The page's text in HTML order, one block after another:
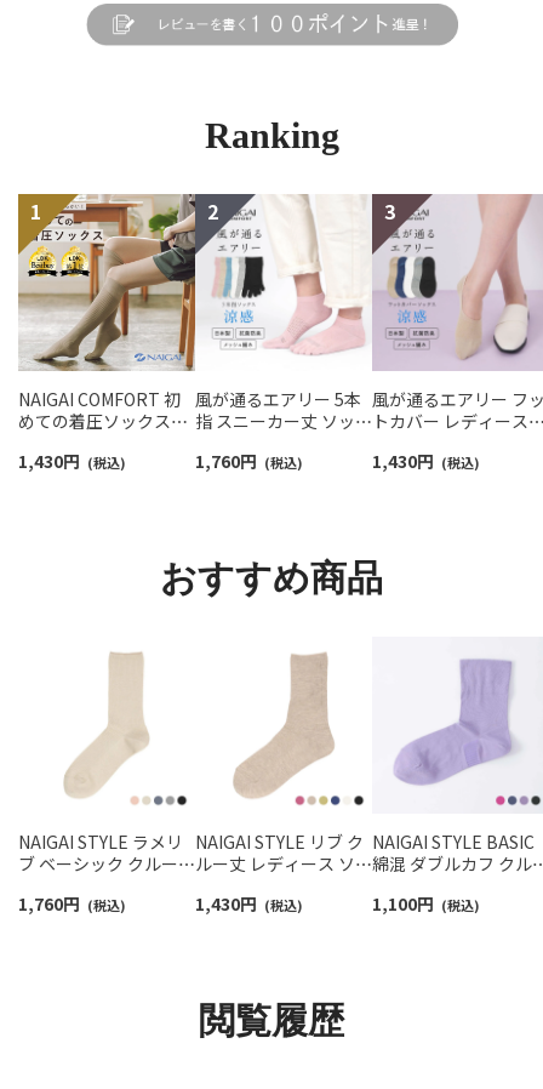
Ranking
NAIGAI COMFORT 初
めての着圧ソックスハ
【365日最短翌日発送】
1,430円 (税込)
風が通るエアリー 5本
指 スニーカー丈 ソック
抗菌防臭 NAIGAI
1,760円 (税込)
風が通るエアリー フ
トカバー レディース
03022420
1,430円 (税込)
おすすめ商品
NAIGAI STYLE ラメリ
ブ ベーシック クルー丈
03098207
1,760円 (税込)
NAIGAI STYLE リブ ク
ルー丈 レディース ソッ
1,430円 (税込)
NAIGAI STYLE BASIC
綿混 ダブルカフ クル
日本製 03097501
1,100円 (税込)
閲覧履歴